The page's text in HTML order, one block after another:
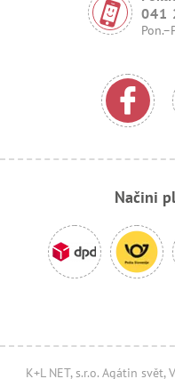
041
Načini
K+L NET, s.r.o. Agátin svět,